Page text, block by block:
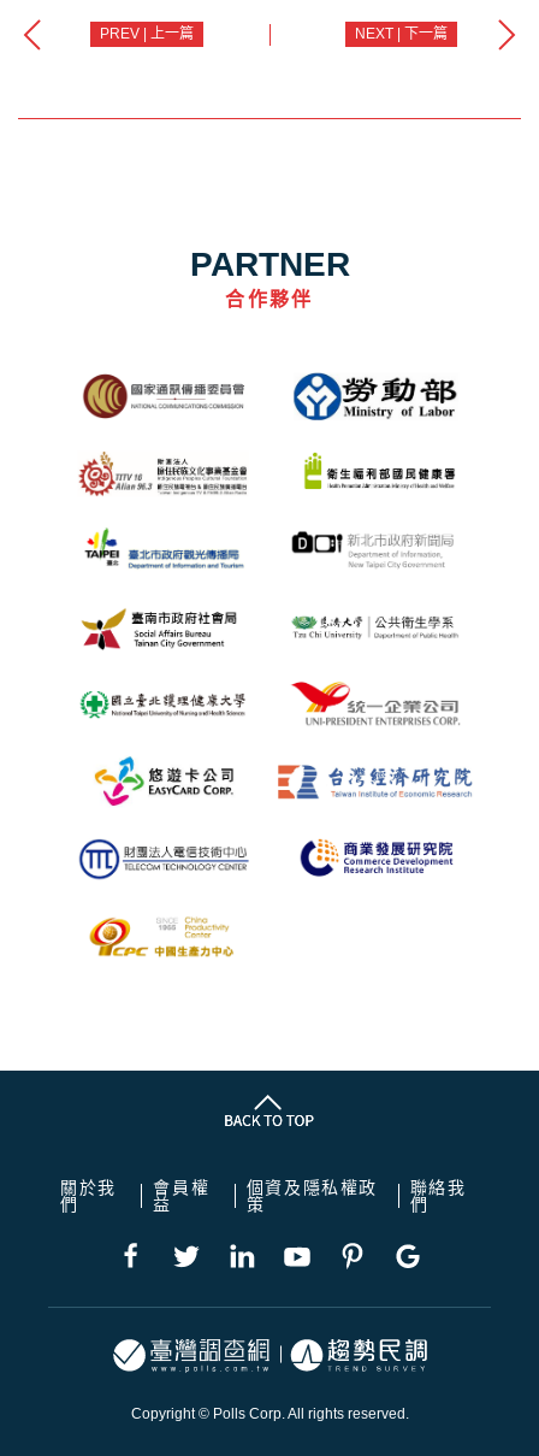
PREV | 上一篇 NEXT | 下一篇
PARTNER
合作夥伴
關於我
們
會員權
益
個資及隱私權政
策
聯絡我
們
Copyright © Polls Corp. All rights reserved.